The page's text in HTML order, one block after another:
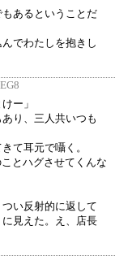
あるということだ
でわたしを抱きし
ー」
り、三人共いつも
て耳元で囁く。
とハグさせてくんな
い反射的に返して
見えた。え、店長